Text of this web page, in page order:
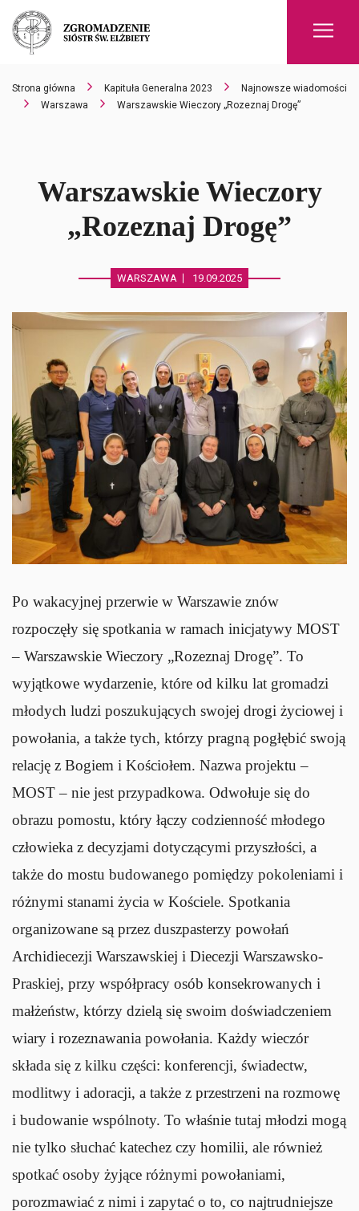
Strona główna Kapituła Generalna 2023
Najnowsze wiadomości
Warszawa
Warszawskie Wieczory „Rozeznaj Drogę”
Warszawskie Wieczory
„Rozeznaj Drogę”
WARSZAWA 19.09.2025
Po wakacyjnej przerwie w Warszawie znów
rozpoczęły się spotkania w ramach inicjatywy MOST
– Warszawskie Wieczory „Rozeznaj Drogę”. To
wyjątkowe wydarzenie, które od kilku lat gromadzi
młodych ludzi poszukujących swojej drogi życiowej i
powołania, a także tych, którzy pragną pogłębić swoją
relację z Bogiem i Kościołem. Nazwa projektu –
MOST – nie jest przypadkowa. Odwołuje się do
obrazu pomostu, który łączy codzienność młodego
człowieka z decyzjami dotyczącymi przyszłości, a
także do mostu budowanego pomiędzy pokoleniami i
różnymi stanami życia w Kościele. Spotkania
organizowane są przez duszpasterzy powołań
Archidiecezji Warszawskiej i Diecezji Warszawsko-
Praskiej, przy współpracy osób konsekrowanych i
małżeństw, którzy dzielą się swoim doświadczeniem
wiary i rozeznawania powołania. Każdy wieczór
składa się z kilku części: konferencji, świadectw,
modlitwy i adoracji, a także z przestrzeni na rozmowę
i budowanie wspólnoty. To właśnie tutaj młodzi mogą
nie tylko słuchać katechez czy homilii, ale również
spotkać osoby żyjące różnymi powołaniami,
porozmawiać z nimi i zapytać o to, co najtrudniejsze